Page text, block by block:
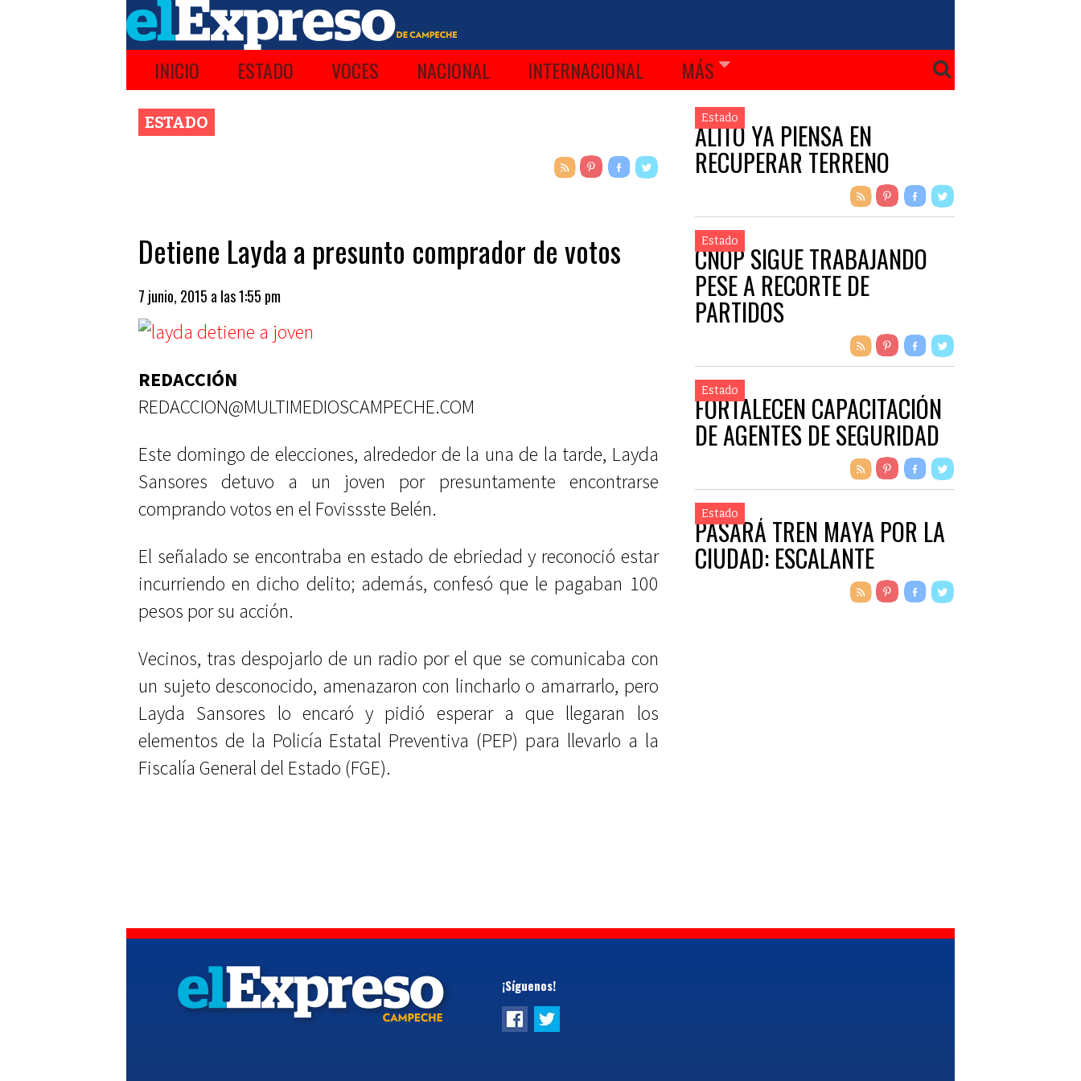
INICIO ESTADO VOCES NACIONAL INTERNACIONAL MÁS
ESTADO
Detiene Layda a presunto comprador de votos
7 junio, 2015 a las 1:55 pm
REDACCIÓN
REDACCION@MULTIMEDIOSCAMPECHE.COM
Este domingo de elecciones, alrededor de la una de la tarde, Layda
Sansores detuvo a un joven por presuntamente encontrarse
comprando votos en el Fovissste Belén.
El señalado se encontraba en estado de ebriedad y reconoció estar
incurriendo en dicho delito; además, confesó que le pagaban 100
pesos por su acción.
Vecinos, tras despojarlo de un radio por el que se comunicaba con
un sujeto desconocido, amenazaron con lincharlo o amarrarlo, pero
Layda Sansores lo encaró y pidió esperar a que llegaran los
elementos de la Policía Estatal Preventiva (PEP) para llevarlo a la
Fiscalía General del Estado (FGE).
Estado
ALITO YA PIENSA EN
RECUPERAR TERRENO
Estado
CNOP SIGUE TRABAJANDO
PESE A RECORTE DE
PARTIDOS
Estado
FORTALECEN CAPACITACIÓN
DE AGENTES DE SEGURIDAD
Estado
PASARÁ TREN MAYA POR LA
CIUDAD: ESCALANTE
¡Síguenos!